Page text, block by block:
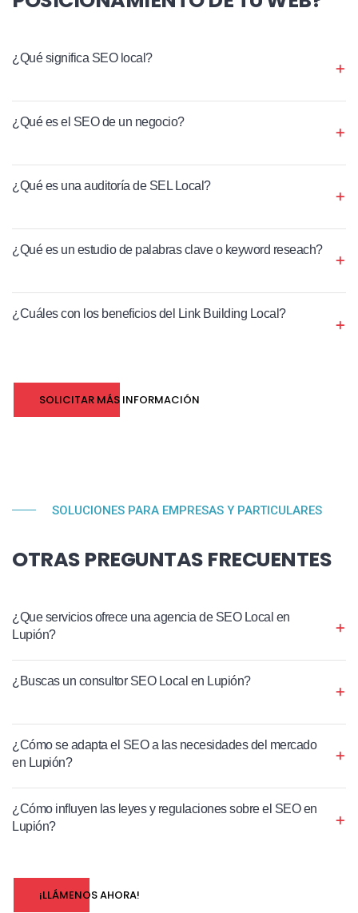
¿Qué significa SEO local?
¿Qué es el SEO de un negocio?
¿Qué es una auditoría de SEL Local?
¿Qué es un estudio de palabras clave o keyword reseach?
¿Cuáles con los beneficios del Link Building Local?
SOLICITAR MÁS INFORMACIÓN
SOLUCIONES PARA EMPRESAS Y PARTICULARES
OTRAS PREGUNTAS FRECUENTES
¿Que servicios ofrece una agencia de SEO Local en
Lupión?
¿Buscas un consultor SEO Local en Lupión?
¿Cómo se adapta el SEO a las necesidades del mercado
en Lupión?
¿Cómo influyen las leyes y regulaciones sobre el SEO en
Lupión?
¡LLÁMENOS AHORA!